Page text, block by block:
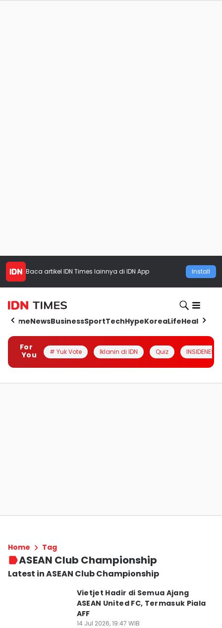
Baca artikel IDN Times lainnya di IDN App Install
HomeNewsBusinessSportTechHypeKoreaLifeHealth
For
You
# Yuk Vote Iklanin di IDN Quiz INSIDENESIA
Home Tag
ASEAN Club Championship
Latest in ASEAN Club Championship
Vietjet Hadir di Semua Ajang
ASEAN United FC, Termasuk Piala
AFF
14 Jul 2026, 19:47 WIB